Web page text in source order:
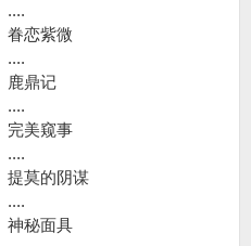
....
眷恋紫微
....
鹿鼎记
....
完美窥事
....
提莫的阴谋
....
神秘面具